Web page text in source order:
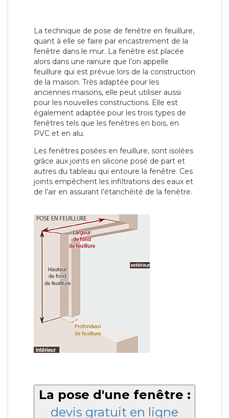
La technique de pose de fenêtre en feuillure,
quant à elle se faire par encastrement de la
fenêtre dans le mur. La fenêtre est placée
alors dans une rainure que l’on appelle
feuillure qui est prévue lors de la construction
de la maison. Très adaptée pour les
anciennes maisons, elle peut utiliser aussi
pour les nouvelles constructions. Elle est
également adaptée pour les trois types de
fenêtres tels que les fenêtres en bois, en
PVC et en alu.
Les fenêtres posées en feuillure, sont isolées
grâce aux joints en silicone posé de part et
autres du tableau qui entoure la fenêtre. Ces
joints empêchent les infiltrations des eaux et
de l’air en assurant l’étanchéité de la fenêtre.
La pose d'une fenêtre :
devis gratuit en ligne